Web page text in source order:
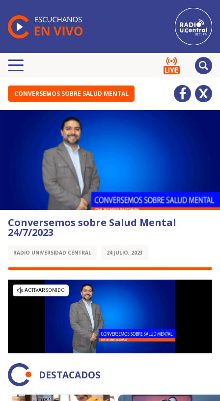
CONVERSEMOS SOBRE SALUD MENTAL
Conversemos sobre Salud Mental
24/7/2023
RADIO UNIVERSIDAD CENTRAL 24 JULIO, 2023
DESTACADOS